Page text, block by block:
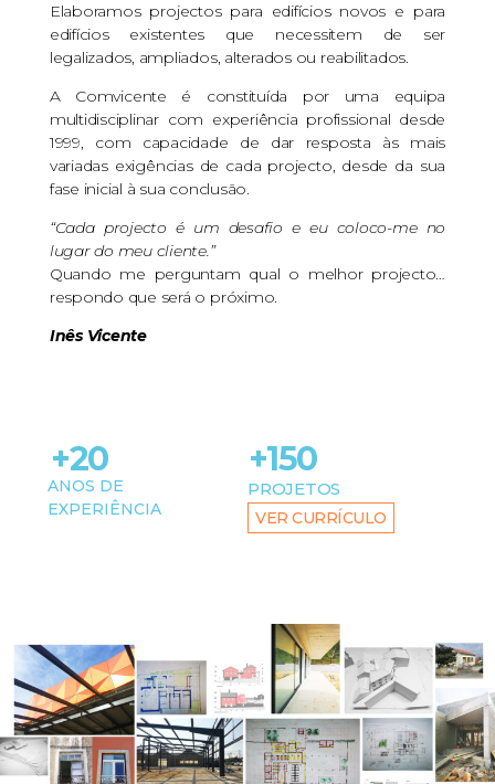
Elaboramos projectos para edifícios novos e para
edifícios existentes que necessitem de ser
legalizados, ampliados, alterados ou reabilitados.
A Comvicente é constituída por uma equipa
multidisciplinar com experiência profissional desde
1999, com capacidade de dar resposta às mais
variadas exigências de cada projecto, desde da sua
fase inicial à sua conclusão.
“Cada projecto é um desafio e eu coloco-me no
lugar do meu cliente.”
Quando me perguntam qual o melhor projecto…
respondo que será o próximo.
Inês Vicente
+20
ANOS DE
EXPERIÊNCIA
+150
PROJETOS
VER CURRÍCULO